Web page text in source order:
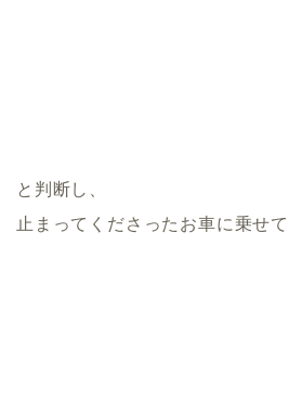
と判断し、
止まってくださったお車に乗せて